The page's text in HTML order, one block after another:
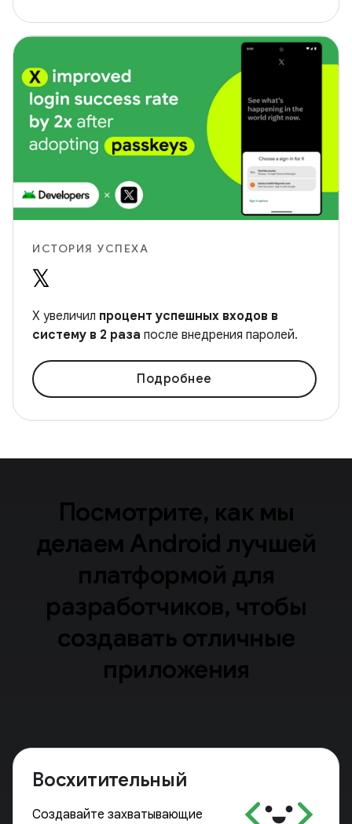
ИСТОРИЯ УСПЕХА
X увеличил процент успешных входов в
систему в 2 раза после внедрения паролей.
Подробнее
Посмотрите, как мы
делаем Android лучшей
платформой для
разработчиков, чтобы
создавать отличные
приложения
Восхитительный
Создавайте захватывающие